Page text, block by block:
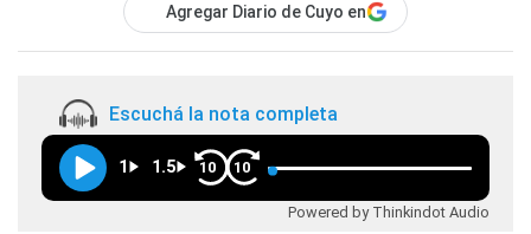
Agregar Diario de Cuyo en
Escuchá la nota completa
1 1.5 10 10
Powered by Thinkindot Audio